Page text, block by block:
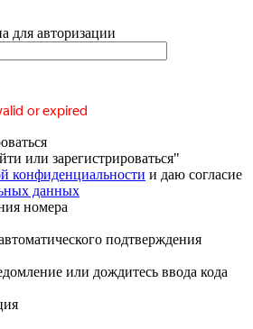
для авторизации
или зарегистрироваться"
конфиденциальности и даю согласие
данных
номера
подтверждения
или дождитесь ввода кода